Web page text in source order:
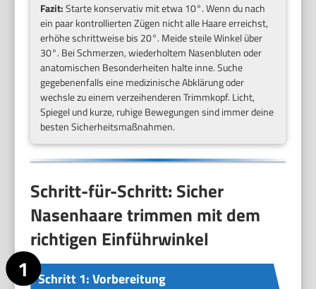
Fazit:Starte konservativ mit etwa 10°. Wenn du nach
ein paar kontrollierten Zügen nicht alle Haare erreichst,
erhöhe schrittweise bis 20°. Meide steile Winkel über
30°. Bei Schmerzen, wiederholtem Nasenbluten oder
anatomischen Besonderheiten halte inne. Suche
gegebenenfalls eine medizinische Abklärung oder
wechsle zu einem verzeihenderen Trimmkopf. Licht,
Spiegel und kurze, ruhige Bewegungen sind immer deine
besten Sicherheitsmaßnahmen.
Schritt-für-Schritt: Sicher
Nasenhaare trimmen mit dem
richtigen Einführwinkel
Schritt 1: Vorbereitung